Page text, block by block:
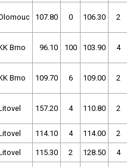
107.80 0 106.30 2
Brno 96.10 100 103.90 4
Brno 109.70 6 109.00 2
157.20 4 110.80 2
114.10 4 114.00 2
115.30 2 128.50 4